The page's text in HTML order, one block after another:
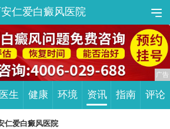
仁爱白癜风医院
医生 健康 环境 资讯 指南 评论
仁爱白癜风医院